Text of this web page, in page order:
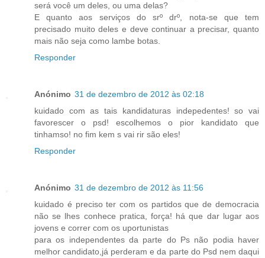
será você um deles, ou uma delas?
E quanto aos serviços do srº drº, nota-se que tem
precisado muito deles e deve continuar a precisar, quanto
mais não seja como lambe botas.
Responder
Anónimo 31 de dezembro de 2012 às 02:18
kuidado com as tais kandidaturas indepedentes! so vai
favorescer o psd! escolhemos o pior kandidato que
tinhamso! no fim kem s vai rir são eles!
Responder
Anónimo 31 de dezembro de 2012 às 11:56
kuidado é preciso ter com os partidos que de democracia
não se lhes conhece pratica, força! há que dar lugar aos
jovens e correr com os uportunistas
para os independentes da parte do Ps não podia haver
melhor candidato,já perderam e da parte do Psd nem daqui